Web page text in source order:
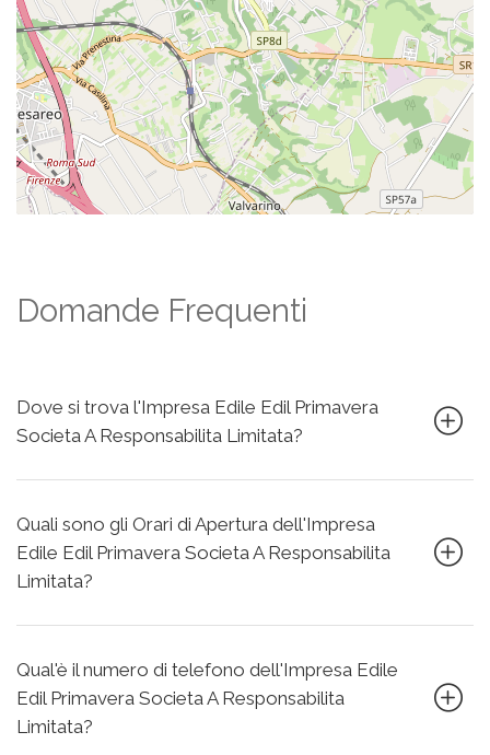
Domande Frequenti
Dove si trova l'Impresa Edile Edil Primavera
Societa A Responsabilita Limitata?
Quali sono gli Orari di Apertura dell'Impresa
Edile Edil Primavera Societa A Responsabilita
Limitata?
Qual'è il numero di telefono dell'Impresa Edile
Edil Primavera Societa A Responsabilita
Limitata?